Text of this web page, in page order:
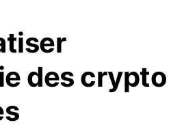
des crypto